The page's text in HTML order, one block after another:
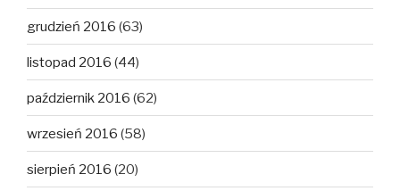
grudzień 2016 (63)
listopad 2016 (44)
październik 2016 (62)
wrzesień 2016 (58)
sierpień 2016 (20)